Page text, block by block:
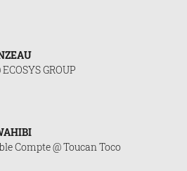
GROUP
Compte @ Toucan Toco